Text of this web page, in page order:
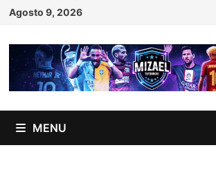
Skip
content
Agosto 9, 2026
MENU